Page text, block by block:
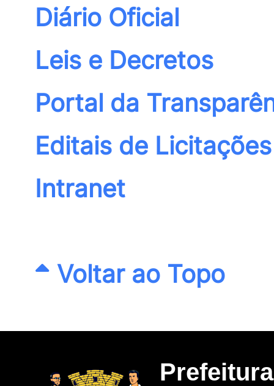
Diário Oficial
Leis e Decretos
Portal da
Editais de Licitações
Intranet
Voltar ao Topo